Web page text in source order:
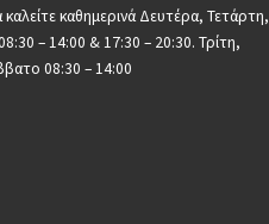
καθημερινά Δευτέρα, Τετάρτη,
– 14:00 & 17:30 – 20:30. Τρίτη,
08:30 – 14:00